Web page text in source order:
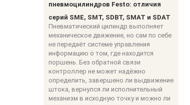
пневмоцилиндров Festo: отличия
серий SME, SMT, SDBT, SMAT и SDAT
Пневматический цилиндр выполняет
механическое движение, но сам по себе
не передаёт системе управления
информацию о том, где находится
поршень. Без обратной связи
контроллер не может надёжно
определить, завершено ли выдвижение
штока, вернулся ли исполнительный
механизм в исходную точку и можно ли